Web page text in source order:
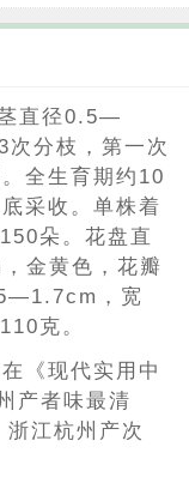
直径0.5—
分枝，第一次
全生育期约10
采收。单株着
朵。花盘直
金黄色，花瓣
，宽
克。
《现代实用中
产者味最清
江杭州产次